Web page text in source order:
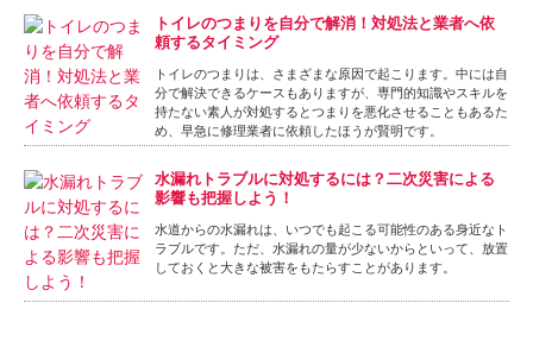
トイレのつまりを自分で解消！対処法と業者へ依
頼するタイミング
トイレのつまりは、さまざまな原因で起こります。中には自
分で解決できるケースもありますが、専門的知識やスキルを
持たない素人が対処するとつまりを悪化させることもあるた
め、早急に修理業者に依頼したほうが賢明です。
水漏れトラブルに対処するには？二次災害による
影響も把握しよう！
水道からの水漏れは、いつでも起こる可能性のある身近なト
ラブルです。ただ、水漏れの量が少ないからといって、放置
しておくと大きな被害をもたらすことがあります。